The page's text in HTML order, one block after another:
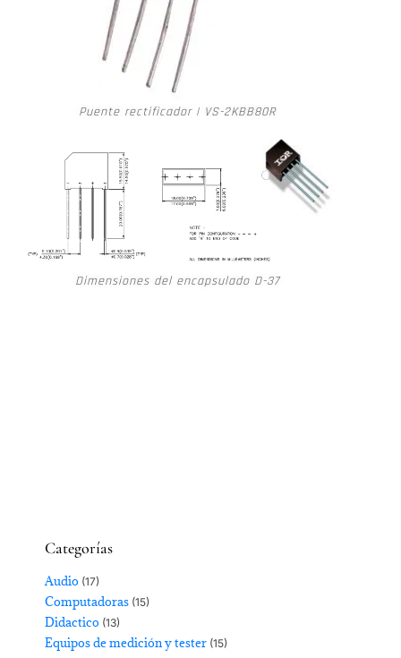
Puente rectificador | VS-2KBB80R
Dimensiones del encapsulado D-37
Categorías
Audio (17)
Computadoras (15)
Didactico (13)
Equipos de medición y tester (15)